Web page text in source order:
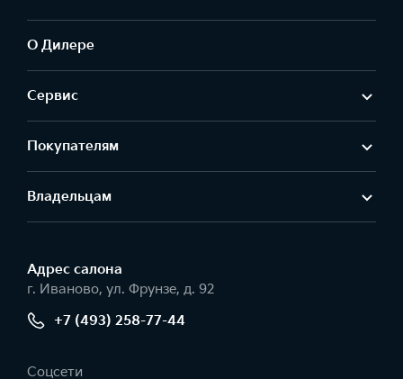
О Дилере
Сервис
Покупателям
Владельцам
Адрес салонa
г. Иваново, ул. Фрунзе, д. 92
+7 (493) 258-77-44
Соцсети